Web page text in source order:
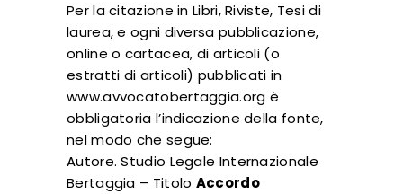
Per la citazione in Libri, Riviste, Tesi di
laurea, e ogni diversa pubblicazione,
online o cartacea, di articoli (o
estratti di articoli) pubblicati in
www.avvocatobertaggia.org è
obbligatoria l’indicazione della fonte,
nel modo che segue:
Autore. Studio Legale Internazionale
Bertaggia – Titolo Accordo